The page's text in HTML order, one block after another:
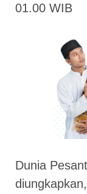
01.00 WIB
Dunia